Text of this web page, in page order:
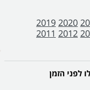
2020
2019
2012
2011
לפני הזמן